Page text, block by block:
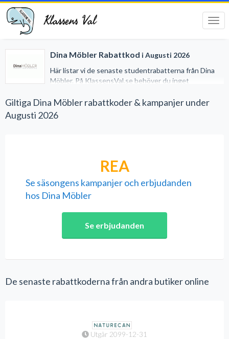
Klassens Val
Dina Möbler Rabattkod i Augusti 2026
Här listar vi de senaste studentrabatterna från Dina
Möbler. På KlassensVal.se behöver du inget
handlar på nätet. Vi har gjort det lätt för dig genom att
samla alla studentrabatter på ett och samma ställe.
Giltiga Dina Möbler rabattkoder & kampanjer under
Augusti 2026
REA
Se säsongens kampanjer och erbjudanden
hos Dina Möbler
Se erbjudanden
De senaste rabattkoderna från andra butiker online
Utgår 2099-12-31